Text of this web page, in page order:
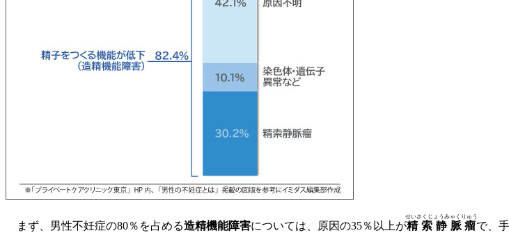
まず、男性不妊症の80％を占める造精機能障害については、原因の35％以上が精索静脈瘤
せいさくじょうみゃくりゅう
で、